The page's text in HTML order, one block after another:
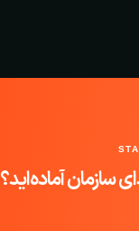
سازمان آماده‌اید؟